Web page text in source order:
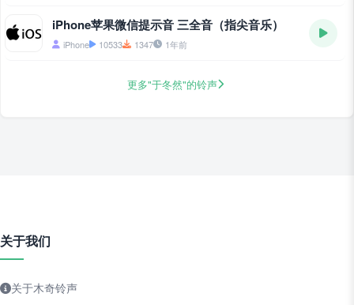
iPhone苹果微信提示音 三全音（指尖音乐）
iPhone 10533 1347 1年前
更多"于冬然"的铃声
关于我们
关于木奇铃声